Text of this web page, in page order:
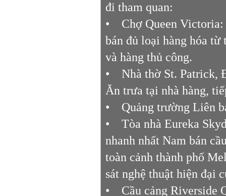
đi tham quan:
• Chợ Queen Victoria:
bán đủ loại hàng hóa
và hàng thủ công.
• Nhà thờ St. Patrick,
Ăn trưa tại nhà hàng,
• Quảng trường Liên
• Tòa nhà Eureka
nhanh nhất Nam bán
toàn cảnh thành phố
sát nghệ thuật hiện đại
• Cầu cảng Riverside